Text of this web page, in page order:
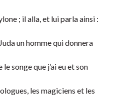
; il alla, et lui parla ainsi :
un homme qui donnera
songe que j’ai eu et son
les magiciens et les